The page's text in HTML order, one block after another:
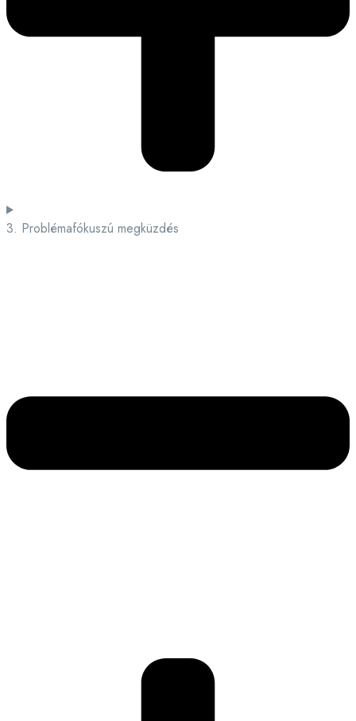
3. Problémafókuszú megküzdés